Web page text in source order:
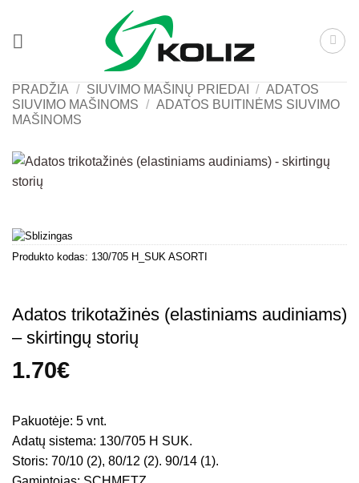
content
PRADŽIA / SIUVIMO MAŠINŲ PRIEDAI / ADATOS
SIUVIMO MAŠINOMS / ADATOS BUITINĖMS SIUVIMO
MAŠINOMS
Produkto kodas: 130/705 H_SUK ASORTI
Adatos trikotažinės (elastiniams audiniams)
– skirtingų storių
1.70€
Pakuotėje: 5 vnt.
Adatų sistema: 130/705 H SUK.
Storis: 70/10 (2), 80/12 (2). 90/14 (1).